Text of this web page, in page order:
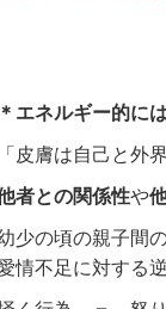
＊エネルギー的には
「皮膚は自己と外
者との関係性や
少の頃の親子間
情不足に対する